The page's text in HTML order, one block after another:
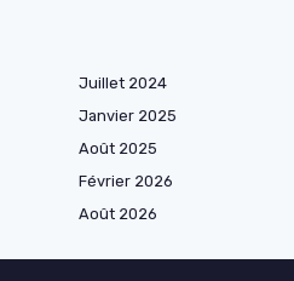
Juillet 2024
Janvier 2025
Août 2025
Février 2026
Août 2026